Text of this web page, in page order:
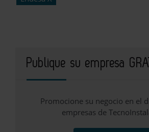
Publique su empresa
Promocione su negocio en el
empresas de